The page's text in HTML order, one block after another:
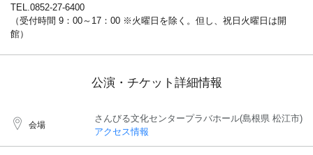
TEL.0852-27-6400
（受付時間 9：00～17：00 ※火曜日を除く。但し、祝日火曜日は開
館）
公演・チケット詳細情報
会場
さんびる文化センタープラバホール(島根県 松江市)
アクセス情報